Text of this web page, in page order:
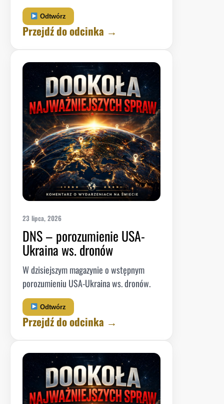
Odtwórz
Przejdź do odcinka →
23 lipca, 2026
DNS – porozumienie USA-
Ukraina ws. dronów
W dzisiejszym magazynie o wstępnym
porozumieniu USA-Ukraina ws. dronów.
Odtwórz
Przejdź do odcinka →